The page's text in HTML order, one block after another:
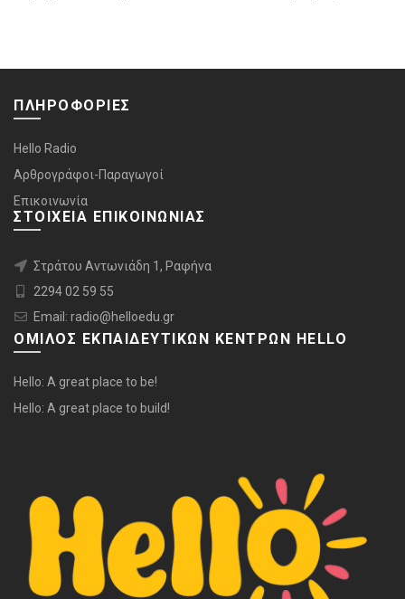
ΠΛΗΡΟΦΟΡΙΕΣ
Hello Radio
Αρθρογράφοι-Παραγωγοί
Επικοινωνία
ΣΤΟΙΧΕΙΑ ΕΠΙΚΟΙΝΩΝΙΑΣ
Στράτου Αντωνιάδη 1, Ραφήνα
2294 02 59 55
Email: radio@helloedu.gr
ΟΜΙΛΟΣ ΕΚΠΑΙΔΕΥΤΙΚΩΝ ΚΕΝΤΡΩΝ HELLO
Hello: A great place to be!
Hello: A great place to build!